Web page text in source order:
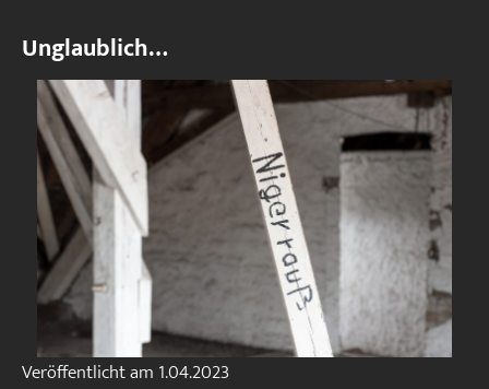
Unglaublich…
Veröffentlicht am 1.04.2023